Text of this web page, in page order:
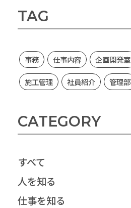
TAG
事務 仕事内容 企画開発室
施工管理 社員紹介 管理部
CATEGORY
すべて
人を知る
仕事を知る